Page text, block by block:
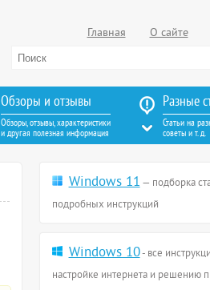
Обзоры и отзывы
Обзоры, отзывы, характеристики
и другая полезная информация
Разные
Статьи на
советы и т. д.
Главная О сайте
Windows 11 — подборка
подробных инструкций
Windows 10- все
настройке интернета и решению